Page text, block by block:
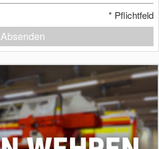
* Pflichtfeld
Absenden